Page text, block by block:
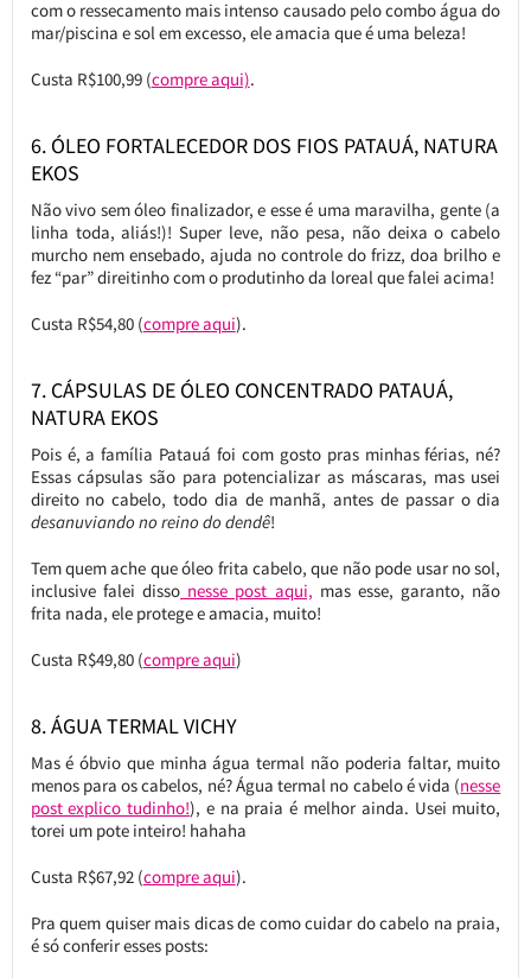
com o ressecamento mais intenso causado pelo combo água do
mar/piscina e sol em excesso, ele amacia que é uma beleza!
Custa R$100,99 (compre aqui).
6. ÓLEO FORTALECEDOR DOS FIOS PATAUÁ, NATURA
EKOS
Não vivo sem óleo finalizador, e esse é uma maravilha, gente (a
linha toda, aliás!)! Super leve, não pesa, não deixa o cabelo
murcho nem ensebado, ajuda no controle do frizz, doa brilho e
fez “par” direitinho com o produtinho da loreal que falei acima!
Custa R$54,80 (compre aqui).
7. CÁPSULAS DE ÓLEO CONCENTRADO PATAUÁ,
NATURA EKOS
Pois é, a família Patauá foi com gosto pras minhas férias, né?
Essas cápsulas são para potencializar as máscaras, mas usei
direito no cabelo, todo dia de manhã, antes de passar o dia
desanuviando no reino do dendê!
Tem quem ache que óleo frita cabelo, que não pode usar no sol,
inclusive falei disso nesse post aqui, mas esse, garanto, não
frita nada, ele protege e amacia, muito!
Custa R$49,80 (compre aqui)
8. ÁGUA TERMAL VICHY
Mas é óbvio que minha água termal não poderia faltar, muito
menos para os cabelos, né? Água termal no cabelo é vida (nesse
post explico tudinho!), e na praia é melhor ainda. Usei muito,
torei um pote inteiro! hahaha
Custa R$67,92 (compre aqui).
Pra quem quiser mais dicas de como cuidar do cabelo na praia,
é só conferir esses posts: